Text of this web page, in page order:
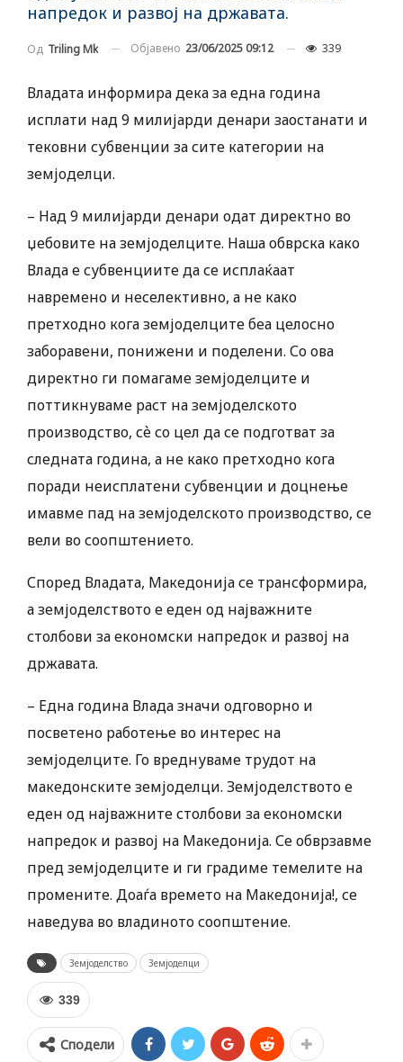
напредок и развој на државата.
Од Triling Mk Објавено 23/06/2025 09:12 339
Владата информира дека за една година
исплати над 9 милијарди денари заостанати и
тековни субвенции за сите категории на
земјоделци.
– Над 9 милијарди денари одат директно во
џебовите на земјоделците. Наша обврска како
Влада е субвенциите да се исплаќаат
навремено и неселективно, а не како
претходно кога земјоделците беа целосно
заборавени, понижени и поделени. Со ова
директно ги помагаме земјоделците и
поттикнуваме раст на земјоделското
производство, сѐ со цел да се подготват за
следната година, а не како претходно кога
поради неисплатени субвенции и доцнење
имавме пад на земјоделското производство, се
вели во соопштението.
Според Владата, Македонија се трансформира,
а земјоделството е еден од најважните
столбови за економски напредок и развој на
државата.
– Една година Влада значи одговорно и
посветено работење во интерес на
земјоделците. Го вреднуваме трудот на
македонските земјоделци. Земјоделството е
еден од најважните столбови за економски
напредок и развој на Македонија. Се обврзавме
пред земјоделците и ги градиме темелите на
промените. Доаѓа времето на Македонија!, се
наведува во владиното соопштение.
Земјоделство Земјоделци
339
Сподели